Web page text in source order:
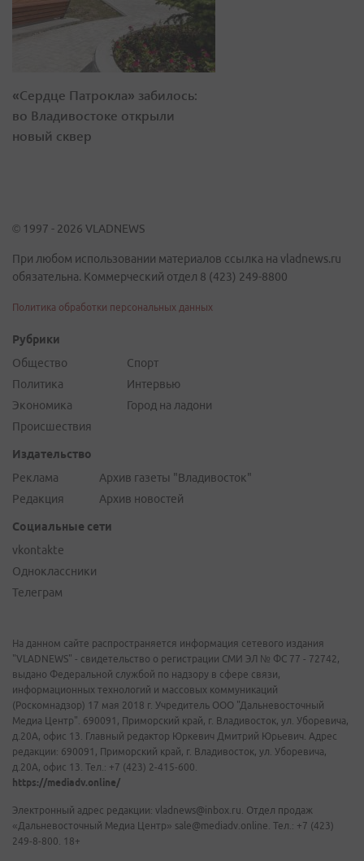
«Сердце Патрокла» забилось:
во Владивостоке открыли
новый сквер
© 1997 - 2026 VLADNEWS
При любом использовании материалов ссылка на vladnews.ru
обязательна. Коммерческий отдел 8 (423) 249-8800
Политика обработки персональных данных
Рубрики
Общество
Политика
Экономика
Происшествия
Спорт
Интервью
Город на ладони
Издательство
Реклама
Редакция
Архив газеты "Владивосток"
Архив новостей
Социальные сети
vkontakte
Одноклассники
Телеграм
На данном сайте распространяется информация сетевого издания
"VLADNEWS" - свидетельство о регистрации СМИ ЭЛ № ФС 77 - 72742,
выдано Федеральной службой по надзору в сфере связи,
информационных технологий и массовых коммуникаций
(Роскомнадзор) 17 мая 2018 г. Учредитель ООО "Дальневосточный
Медиа Центр". 690091, Приморский край, г. Владивосток, ул. Уборевича,
д.20А, офис 13. Главный редактор Юркевич Дмитрий Юрьевич. Адрес
редакции: 690091, Приморский край, г. Владивосток, ул. Уборевича,
д.20А, офис 13. Тел.: +7 (423) 2-415-600.
https://mediadv.online/
Электронный адрес редакции: vladnews@inbox.ru. Отдел продаж
«Дальневосточный Медиа Центр» sale@mediadv.online. Тел.: +7 (423)
249-8-800. 18+